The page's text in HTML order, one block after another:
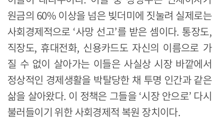
원금의 60% 이상을 넘은 빚더미에 짓눌려 실제로는
사회경제적으로 ‘사망 선고’를 받은 셈이다. 통장도,
직장도, 휴대전화, 신용카드도 자신의 이름으로 가
질 수 없이 살아가는 이들은 사실상 시장 바깥에서
정상적인 경제생활을 박탈당한 채 투명 인간과 같은
삶을 살아왔다. 이 정책은 그들을 ‘시장 안으로’ 다시
불러들이기 위한 사회경제적 복원 장치이다.